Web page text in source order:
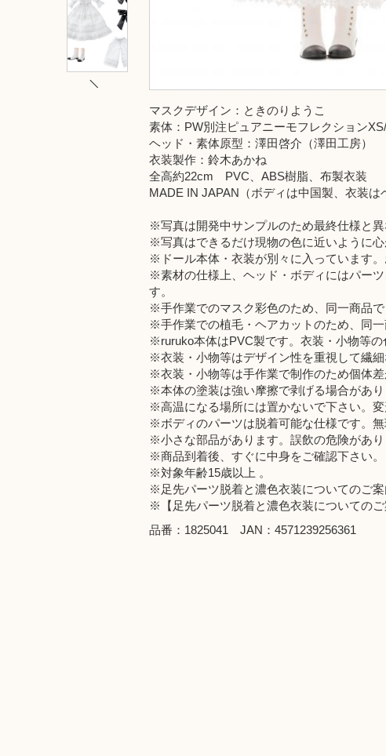
マスクデザイン：ときのりようこ
素体：PW別注ピュアニーモフレクション
ヘッド・素体原型：澤田啓介（澤田工房）
衣装製作：鈴木あかね
全高約22cm PVC、ABS樹脂、布製衣装
MADE IN JAPAN（ボディは中国製、衣装は
※写真は開発中サンプルのため最終仕様と異
※写真はできるだけ現物の色に近いように
※ドール本体・衣装が別々に入っています
※素材の仕様上、ヘッド・ボディにはパー
す。
※手作業でのマスク彩色のため、同一商品
※手作業での植毛・ヘアカットのため、同
※ruruko本体はPVC製です。衣装・小物等の
※衣装・小物等はデザイン性を重視して繊
※衣装・小物等は手作業で制作のため個体差
※本体の塗装は強い摩擦で剥げる場合があり
※高温になる場所には置かないで下さい。変
※ボディのパーツは脱着可能な仕様です。
※小さな部品があります。誤飲の危険があ
※商品到着後、すぐに中身をご確認下さい。
※対象年齢15歳以上 。
※足先パーツ脱着と濃色衣装についてのご案
※【足先パーツ脱着と濃色衣装についてのご
品番：1825041 JAN：4571239256361